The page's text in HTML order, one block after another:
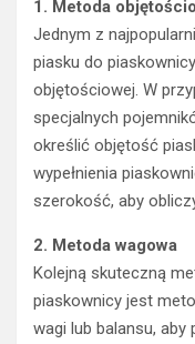
1. Metoda
Jednym z
piasku do
objętościowej. W
specjalnych
określić objętość
wypełnienia
szerokość, aby
2. Metoda wagowa
Kolejną skuteczną
piaskownicy jest
wagi lub balansu, aby